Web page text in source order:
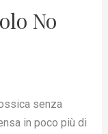
No
senza
in poco più di